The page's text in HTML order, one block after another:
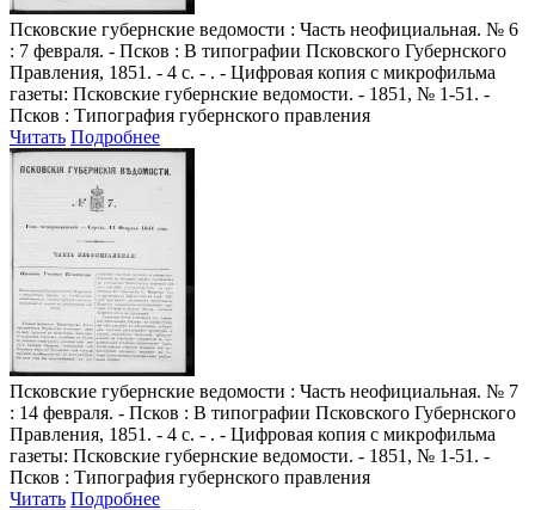
Псковские губернские ведомости : Часть неофициальная. № 6
: 7 февраля. - Псков : В типографии Псковского Губернского
Правления, 1851. - 4 с. - . - Цифровая копия с микрофильма
газеты: Псковские губернские ведомости. - 1851, № 1-51. -
Псков : Типография губернского правления
Читать Подробнее
Псковские губернские ведомости : Часть неофициальная. № 7
: 14 февраля. - Псков : В типографии Псковского Губернского
Правления, 1851. - 4 с. - . - Цифровая копия с микрофильма
газеты: Псковские губернские ведомости. - 1851, № 1-51. -
Псков : Типография губернского правления
Читать Подробнее